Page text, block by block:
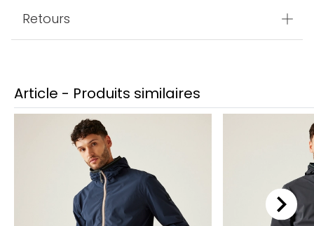
Retours
Article - Produits similaires